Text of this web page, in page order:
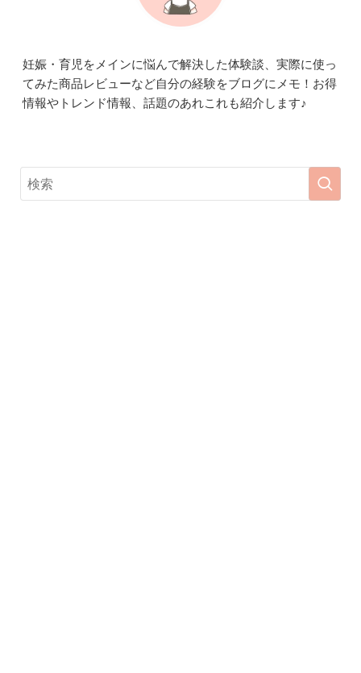
妊娠・育児をメインに悩んで解決した体験談、実際に使っ
てみた商品レビューなど自分の経験をブログにメモ！お得
情報やトレンド情報、話題のあれこれも紹介します♪